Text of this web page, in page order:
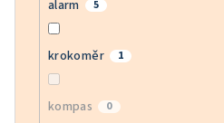
alarm 5
krokoměr 1
kompas 0